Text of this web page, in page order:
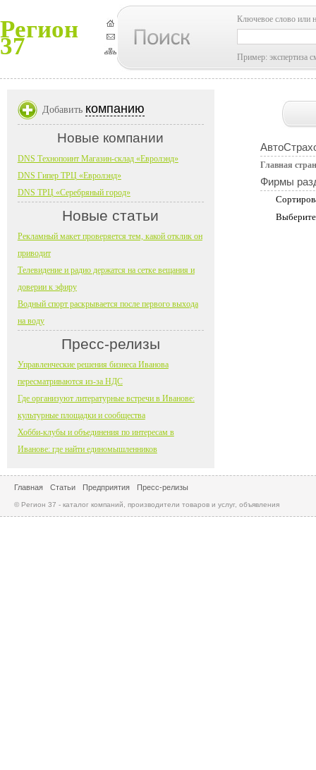
Регион
37
Ключевое слово или
Пример: экспертиза
Главная
Фирмы
Добавить компанию
Новые компании
DNS Технопоинт Магазин-склад «Евролэнд»
DNS Гипер ТРЦ «Евролэнд»
DNS ТРЦ «Серебряный город»
Новые статьи
Рекламный макет проверяется тем, какой отклик он
приводит
Телевидение и радио держатся на сетке вещания и
доверии к эфиру
Водный спорт раскрывается после первого выхода
на воду
Пресс-релизы
Управленческие решения бизнеса Иванова
пересматриваются из-за НДС
Где организуют литературные встречи в Иванове:
культурные площадки и сообщества
Хобби-клубы и объединения по интересам в
Иванове: где найти единомышленников
Главная Статьи Предприятия Пресс-релизы
© Регион 37 - каталог компаний, производители товаров и услуг, объявления